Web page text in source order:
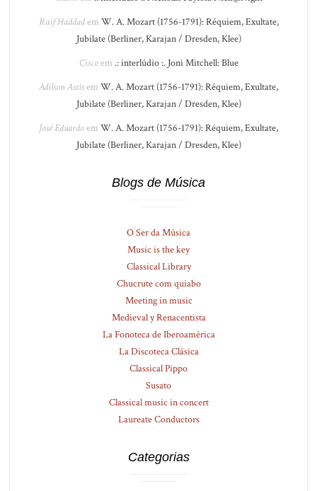
Raif Haddadem W. A. Mozart (1756-1791): Réquiem, Exultate,
Jubilate (Berliner, Karajan / Dresden, Klee)
Ciscoem .: interlúdio :. Joni Mitchell: Blue
Adilson Assisem W. A. Mozart (1756-1791): Réquiem, Exultate,
Jubilate (Berliner, Karajan / Dresden, Klee)
José Eduardoem W. A. Mozart (1756-1791): Réquiem, Exultate,
Jubilate (Berliner, Karajan / Dresden, Klee)
Blogs de Música
O Ser da Música
Music is the key
Classical Library
Chucrute com quiabo
Meeting in music
Medieval y Renacentista
La Fonoteca de Iberoamérica
La Discoteca Clásica
Classical Pippo
Susato
Classical music in concert
Laureate Conductors
Categorias